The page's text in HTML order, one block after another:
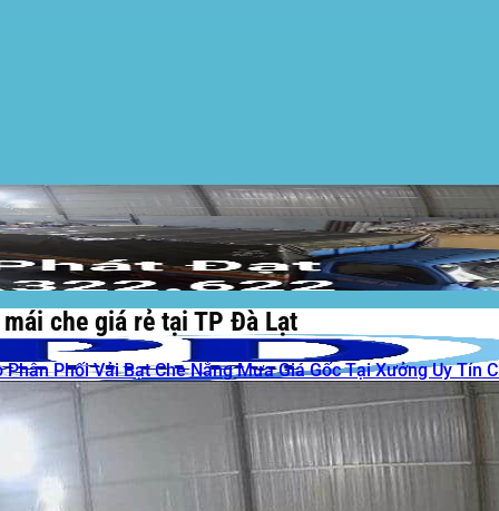
che giá rẻ tại TP Đà Lạt
Phân Phối Vải Bạt Che Nắng Mưa Giá Gốc Tại Xưởng Uy Tín